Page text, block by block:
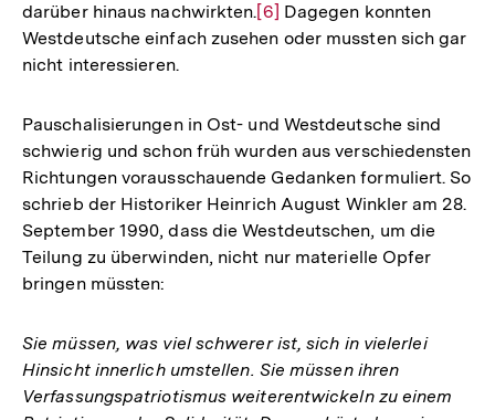
darüber hinaus nachwirkten.Zur
Auflösung
[6] Dagegen konnten
Westdeutsche einfach zusehen oder mussten sich gar
nicht interessieren.
Pauschalisierungen in Ost- und Westdeutsche sind
schwierig und schon früh wurden aus verschiedensten
Richtungen vorausschauende Gedanken formuliert. So
schrieb der Historiker Heinrich August Winkler am 28.
September 1990, dass die Westdeutschen, um die
Teilung zu überwinden, nicht nur materielle Opfer
bringen müssten:
Sie müssen, was viel schwerer ist, sich in vielerlei
Hinsicht innerlich umstellen. Sie müssen ihren
Verfassungspatriotismus weiterentwickeln zu einem